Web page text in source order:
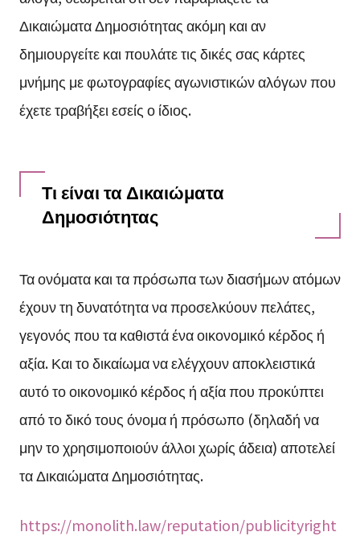
Δικαιώματα Δημοσιότητας ακόμη και αν
δημιουργείτε και πουλάτε τις δικές σας κάρτες
μνήμης με φωτογραφίες αγωνιστικών αλόγων που
έχετε τραβήξει εσείς ο ίδιος.
Τι είναι τα Δικαιώματα
Δημοσιότητας
Τα ονόματα και τα πρόσωπα των διασήμων ατόμων
έχουν τη δυνατότητα να προσελκύουν πελάτες,
γεγονός που τα καθιστά ένα οικονομικό κέρδος ή
αξία. Και το δικαίωμα να ελέγχουν αποκλειστικά
αυτό το οικονομικό κέρδος ή αξία που προκύπτει
από το δικό τους όνομα ή πρόσωπο (δηλαδή να
μην το χρησιμοποιούν άλλοι χωρίς άδεια) αποτελεί
τα Δικαιώματα Δημοσιότητας.
https://monolith.law/reputation/publicityright